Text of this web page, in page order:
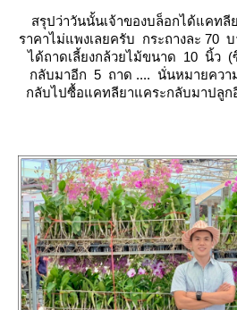
สรุปว่าวันนั้นเจ้าของบล็อกได้แคทลี
ราคาไม่แพงเลยครับ กระถางละ 70
ได้ถาดเลี้ยงกล้วยไม้ขนาด 10 นิ้ว
กลับมาอีก 5 ถาด .... นั่นหมายควา
กลับไปซื้อแคทลียาแคระกลับมาปลู